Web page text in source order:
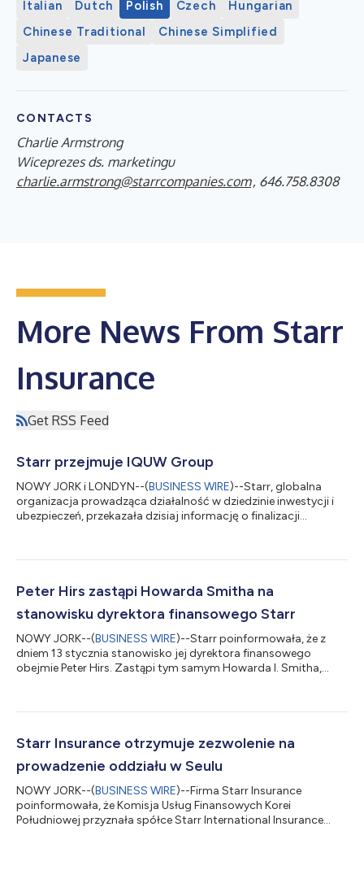
Italian Dutch Polish Czech
Hungarian
Chinese Traditional
Chinese Simplified
Japanese
CONTACTS
Charlie Armstrong
Wiceprezes ds. marketingu
charlie.armstrong@starrcompanies.com, 646.758.8308
More News From Starr
Insurance
Get RSS Feed
Starr przejmuje IQUW Group
NOWY JORK i LONDYN--(BUSINESS WIRE)--Starr, globalna
organizacja prowadząca działalność w dziedzinie inwestycji i
ubezpieczeń, przekazała dzisiaj informację o finalizacji
reasekuracyjnej o zwiększonym potencjale na londyńskim
sprzedaży detalicznej w branży motoryzacyjnej. Połączona
działalność Starr obejmuje teraz usługi świadczone...
Peter Hirs zastąpi Howarda Smitha na
stanowisku dyrektora finansowego Starr
NOWY JORK--(BUSINESS WIRE)--Starr poinformowała, że z
dniem 13 stycznia stanowisko jej dyrektora finansowego
obejmie Peter Hirs. Zastąpi tym samym Howarda I. Smitha,
na rzecz Starr, zapewniając bogate doświadczenie w dziedzinie
globalnym towarzystwie ubezpieczeniowym, w którym
odpowiadał za zarządzanie regionalnymi zesp...
Starr Insurance otrzymuje zezwolenie na
prowadzenie oddziału w Seulu
NOWY JORK--(BUSINESS WIRE)--Firma Starr Insurance
poinformowała, że Komisja Usług Finansowych Korei
Południowej przyznała spółce Starr International Insurance